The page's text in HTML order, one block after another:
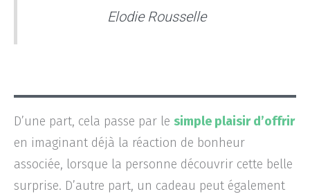
Elodie Rousselle
D’une part, cela passe par le simple plaisir d’offrir
en imaginant déjà la réaction de bonheur
associée, lorsque la personne découvrir cette belle
surprise. D’autre part, un cadeau peut également